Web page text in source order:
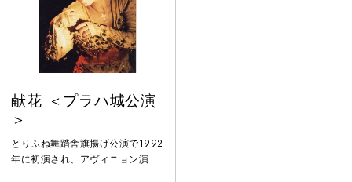
献花 ＜プラハ城公演
＞
とりふね舞踏舎旗揚げ公演で1992
年に初演され、アヴィニョン演劇